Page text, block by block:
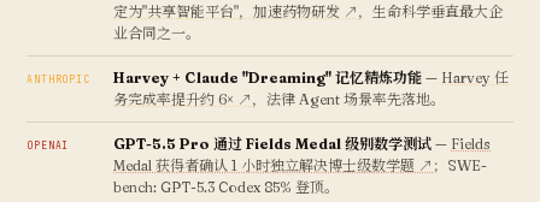
定为"共享智能平台"，加速药物研发 ↗ ，生命科学垂直最大企
业合同之一。
ANTHROPIC Harvey + Claude "Dreaming" 记忆精炼功能 — Harvey 任
务完成率提升约 6× ↗ ，法律 Agent 场景率先落地。
OPENAI GPT-5.5 Pro 通过 Fields Medal 级别数学测试 — Fields
Medal 获得者确认 1 小时独立解决博士级数学题 ↗ ；SWE-
bench: GPT-5.3 Codex 85% 登顶。